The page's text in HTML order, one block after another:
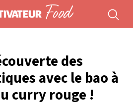
des
avec le bao à
curry rouge !